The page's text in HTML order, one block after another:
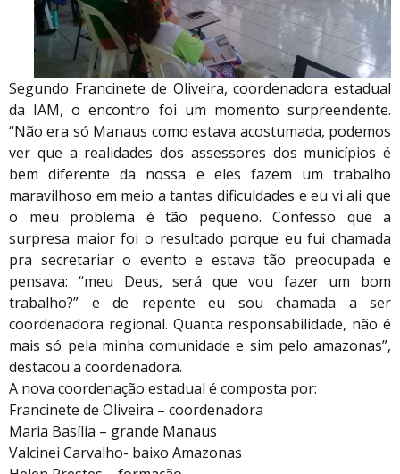
Segundo Francinete de Oliveira, coordenadora estadual
da IAM, o encontro foi um momento surpreendente.
“Não era só Manaus como estava acostumada, podemos
ver que a realidades dos assessores dos municípios é
bem diferente da nossa e eles fazem um trabalho
maravilhoso em meio a tantas dificuldades e eu vi ali que
o meu problema é tão pequeno. Confesso que a
surpresa maior foi o resultado porque eu fui chamada
pra secretariar o evento e estava tão preocupada e
pensava: “meu Deus, será que vou fazer um bom
trabalho?” e de repente eu sou chamada a ser
coordenadora regional. Quanta responsabilidade, não é
mais só pela minha comunidade e sim pelo amazonas”,
destacou a coordenadora.
A nova coordenação estadual é composta por:
Francinete de Oliveira – coordenadora
Maria Basília – grande Manaus
Valcinei Carvalho- baixo Amazonas